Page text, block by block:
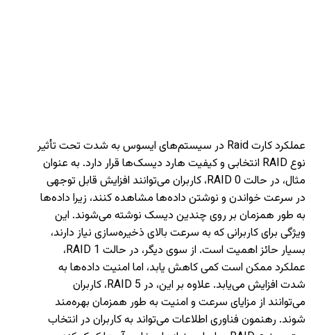
عملکرد کارت Raid در سیستم‌های ایسوس به شدت تحت تأثیر
نوع RAID انتخابی و کیفیت هارد دیسک‌ها قرار دارد. به عنوان
مثال، در حالت RAID 0، کاربران می‌توانند افزایش قابل توجهی
در سرعت خواندن و نوشتن داده‌ها مشاهده کنند، زیرا داده‌ها
به طور همزمان بر روی چندین دیسک نوشته می‌شوند. این
ویژگی برای کاربرانی که به سرعت بالای ذخیره‌سازی نیاز دارند،
بسیار حائز اهمیت است. از سوی دیگر، در حالت RAID 1،
عملکرد ممکن است کمی کاهش یابد، اما امنیت داده‌ها به
شدت افزایش می‌یابد. علاوه بر این، در RAID 5، کاربران
می‌توانند از مزایای سرعت و امنیت به طور همزمان بهره‌مند
شوند. رهنمون فناوری اطلاعات می‌تواند به کاربران در انتخاب